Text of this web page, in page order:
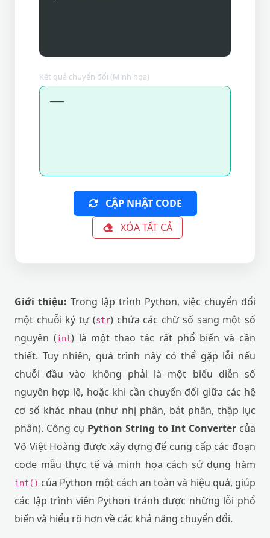
Kết quả chuyển đổi (Minh họa)
---
CẬP NHẬT CODE
XÓA TẤT CẢ
Giới thiệu: Trong lập trình Python, việc chuyển đổi
một chuỗi ký tự (str) chứa các chữ số sang một số
nguyên (int) là một thao tác rất phổ biến và cần
thiết. Tuy nhiên, quá trình này có thể gặp lỗi nếu
chuỗi đầu vào không phải là một biểu diễn số
nguyên hợp lệ, hoặc khi cần chuyển đổi giữa các hệ
cơ số khác nhau (như nhị phân, bát phân, thập lục
phân). Công cụ Python String to Int Converter của
Võ Việt Hoàng được xây dựng để cung cấp các đoạn
code mẫu thực tế và minh họa cách sử dụng hàm
int() của Python một cách an toàn và hiệu quả, giúp
các lập trình viên Python tránh được những lỗi phổ
biến và hiểu rõ hơn về các khả năng chuyển đổi.